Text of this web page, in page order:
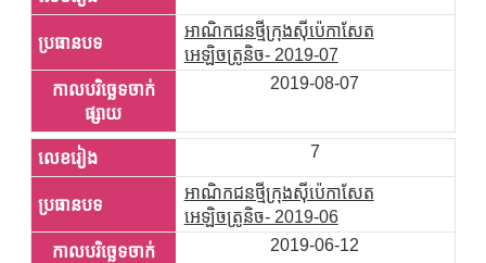
អាណិកជនថ្មីក្រុងស៊ីប៉េកាសែត
អេឡិចត្រូនិច- 2019-07
2019-08-07
7
អាណិកជនថ្មីក្រុងស៊ីប៉េកាសែត
អេឡិចត្រូនិច- 2019-06
2019-06-12